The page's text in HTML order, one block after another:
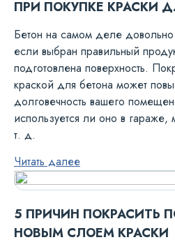
ПРИ ПОКУПКЕ КРАСКИ
Бетон на самом деле довольно
если выбран правильный
подготовлена поверхность.
краской для бетона может
долговечность вашего
используется ли оно в
т. д.
Читать далее
5 ПРИЧИН ПОКРАСИТЬ
НОВЫМ СЛОЕМ КРАСКИ